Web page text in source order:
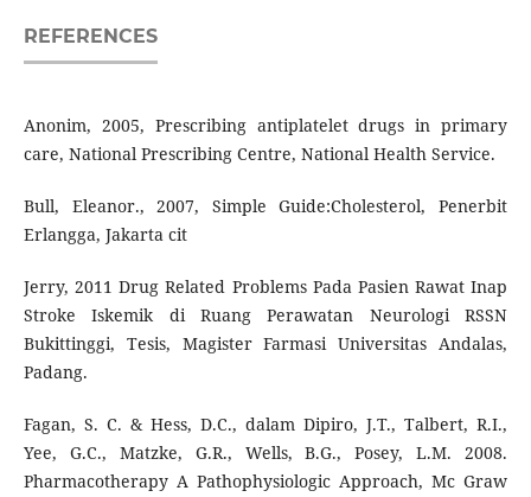
REFERENCES
Anonim, 2005, Prescribing antiplatelet drugs in primary
care, National Prescribing Centre, National Health Service.
Bull, Eleanor., 2007, Simple Guide:Cholesterol, Penerbit
Erlangga, Jakarta cit
Jerry, 2011 Drug Related Problems Pada Pasien Rawat Inap
Stroke Iskemik di Ruang Perawatan Neurologi RSSN
Bukittinggi, Tesis, Magister Farmasi Universitas Andalas,
Padang.
Fagan, S. C. & Hess, D.C., dalam Dipiro, J.T., Talbert, R.I.,
Yee, G.C., Matzke, G.R., Wells, B.G., Posey, L.M. 2008.
Pharmacotherapy A Pathophysiologic Approach, Mc Graw